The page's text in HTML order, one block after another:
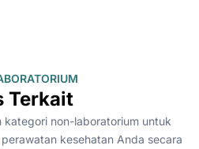
Terkait
non-laboratorium untuk
kesehatan Anda secara